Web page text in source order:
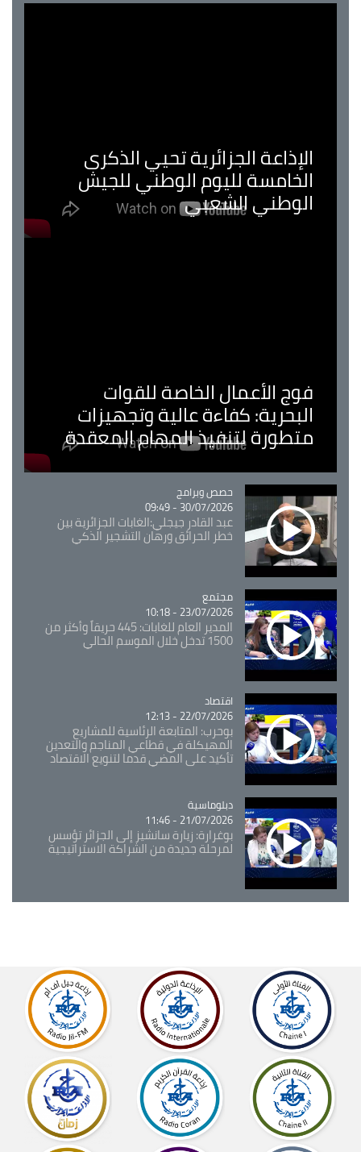
الإذاعة الجزائرية تحيي الذكرى
الخامسة لليوم الوطني للجيش
الوطني الشعبي
فوج الأعمال الخاصة للقوات
البحرية: كفاءة عالية وتجهيزات
متطورة لتنفيذ المهام المعقدة
Catégorie
حصص وبرامج
30/07/2026 - 09:49
عبد القادر جيجلي:الغابات الجزائرية بين
خطر الحرائق ورهان التشجير الذكي
Catégorie
مجتمع
23/07/2026 - 10:18
المدير العام للغابات: 445 حريقاً وأكثر من
1500 تدخل خلال الموسم الحالي
Catégorie
اقتصاد
22/07/2026 - 12:13
بوحرب: المتابعة الرئاسية للمشاريع
المهيكلة في قطاعي المناجم والتعدين
تأكيد على المضي قدما لتنويع الاقتصاد
Catégorie
دبلوماسية
21/07/2026 - 11:46
بوغرارة: زيارة سانشيز إلى الجزائر تؤسس
لمرحلة جديدة من الشراكة الاستراتيجية